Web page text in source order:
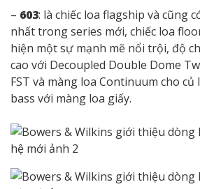
– 603: là chiếc loa flagship và cũng
nhất trong series mới, chiếc loa
hiện một sự mạnh mẽ nổi trội, độ
cao với Decoupled Double Dome
FST và màng loa Continuum cho
bass với màng loa giấy.